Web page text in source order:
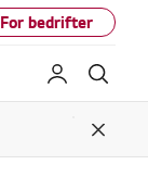
For bedrifter
My LG
Close